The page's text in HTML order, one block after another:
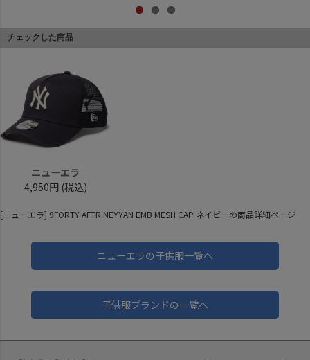
チェックした商品
ニューエラ
4,950円 (税込)
[ニューエラ] 9FORTY AFTR NEYYAN EMB MESH CAP ネイビーの商品詳細ページ
ニューエラの子供服一覧へ
子供服ブランドの一覧へ